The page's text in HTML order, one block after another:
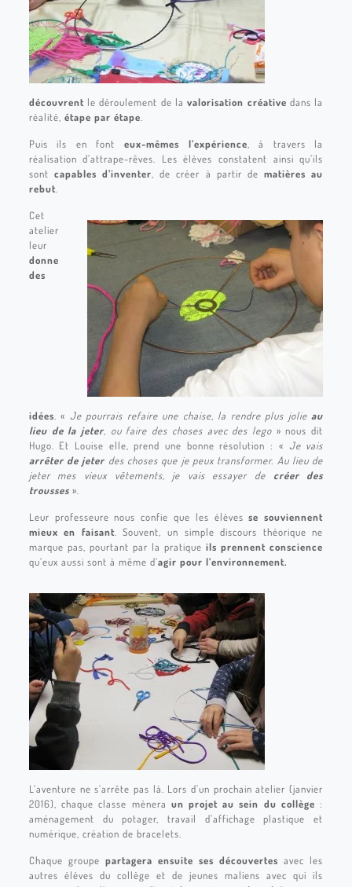
découvrentle déroulement de lavalorisation créative dans la
réalité, étape par étape
Puis ils en font eux-mêmes l’expérience , à travers la
réalisation d’attrape-rêves. Les élèves constatent ainsi qu’ils
sont capables d’inventer , de créer à partir dematières au
rebut.
Cet
atelier
leur
donne
des
idées . « Je pourrais refaire une chaise, la rendre plus jolieau
lieu de la jeter, ou faire des choses avec des lego » nous dit
Hugo. Et Louise elle, prend une bonne résolution : « Je vais
arrêter de jeter des choses que je peux transformer. Au lieu de
jeter mes vieux vêtements, je vais essayer de créer des
trousses».
Leur professeure nous confie que les élèvesse souviennent
mieux en faisant. Souvent, un simple discours théorique ne
marque pas, pourtant par la pratiqueils prennent conscience
qu’eux aussi sont à même d’agir pour l’environnement.
L’aventure ne s’arrête pas là. Lors d’un prochain atelier (janvier
2016), chaque classe mènera un projet au sein du collège :
aménagement du potager, travail d’affichage plastique et
numérique, création de bracelets.
Chaque groupe partagera ensuite ses découvertes avec les
autres élèves du collège et de jeunes maliens avec qui ils